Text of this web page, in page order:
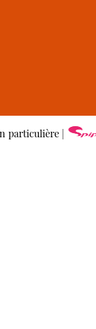
particulière |